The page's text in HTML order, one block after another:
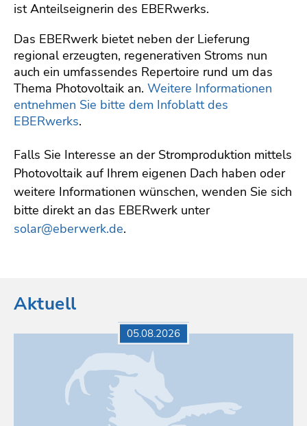
ist Anteilseignerin des EBERwerks.
Das EBERwerk bietet neben der Lieferung
regional erzeugten, regenerativen Stroms nun
auch ein umfassendes Repertoire rund um das
Thema Photovoltaik an. Weitere Informationen
entnehmen Sie bitte dem Infoblatt des
EBERwerks.
Falls Sie Interesse an der Stromproduktion mittels
Photovoltaik auf Ihrem eigenen Dach haben oder
weitere Informationen wünschen, wenden Sie sich
bitte direkt an das EBERwerk unter
solar@eberwerk.de.
Aktuell
05.08.2026